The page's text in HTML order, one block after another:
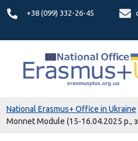
+38 (099) 332-26-45
National Erasmus+ Office in Ukraine
Monnet Module (15-16.04.2025 р.,